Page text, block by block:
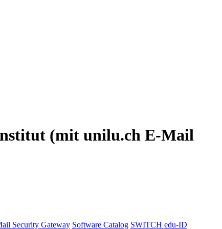
(mit unilu.ch E-Mail
Security Gateway Software Catalog SWITCH edu-ID